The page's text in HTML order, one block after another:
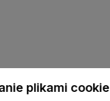
plikami cookie